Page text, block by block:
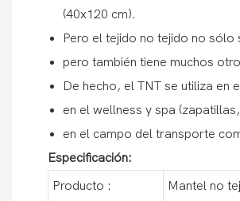
(40x120 cm).
Pero el tejido no tejido no sólo
pero también tiene muchos
De hecho, el TNT se utiliza en
en el wellness y spa
en el campo del transporte
Especificación:
Producto :
Mantel no